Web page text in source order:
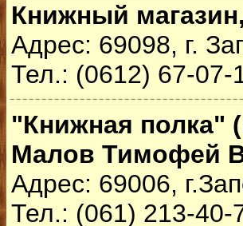
Книжный
Адрес: 69098, г.
Тел.: (0612) 67-07-
"Книжная полка"
Малов Тимофей
Адрес: 69006,
Тел.: (061) 213-40-